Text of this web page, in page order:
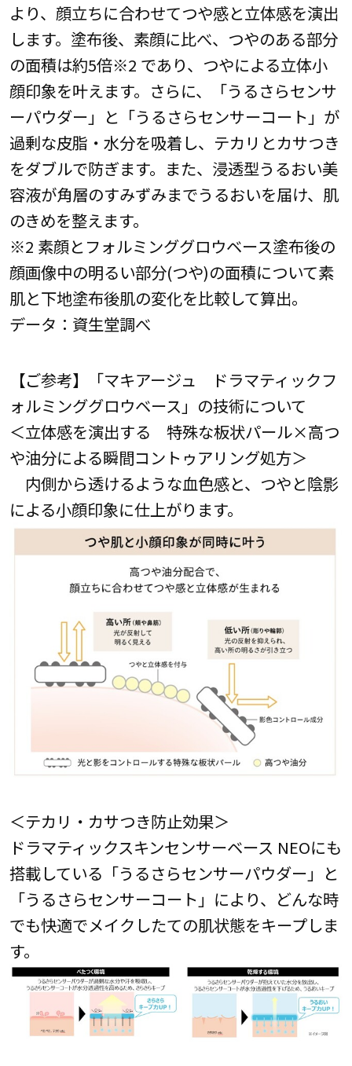
より、顔立ちに合わせてつや感と立体感を演出
します。塗布後、素顔に比べ、つやのある部分
の面積は約5倍※2 であり、つやによる立体小
顔印象を叶えます。さらに、「うるさらセンサ
ーパウダー」と「うるさらセンサーコート」が
過剰な皮脂・水分を吸着し、テカリとカサつき
をダブルで防ぎます。また、浸透型うるおい美
容液が角層のすみずみまでうるおいを届け、肌
のきめを整えます。
※2 素顔とフォルミンググロウベース塗布後の
顔画像中の明るい部分(つや)の面積について素
肌と下地塗布後肌の変化を比較して算出。
データ：資生堂調べ
【ご参考】「マキアージュ ドラマティックフ
ォルミンググロウベース」の技術について
＜立体感を演出する 特殊な板状パール×高つ
や油分による瞬間コントゥアリング処方＞
内側から透けるような血色感と、つやと陰影
による小顔印象に仕上がります。
＜テカリ・カサつき防止効果＞
ドラマティックスキンセンサーベース NEOにも
搭載している「うるさらセンサーパウダー」と
「うるさらセンサーコート」により、どんな時
でも快適でメイクしたての肌状態をキープしま
す。